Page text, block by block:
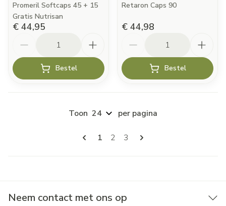
Promeril Softcaps 45 + 15
Gratis Nutrisan
€ 44,95
Bestel
Retaron Caps 90
€ 44,98
Bestel
Pagina's
U lees momenteel pagina
1 Pagina
2 Pagina
3
Toon per pagina
Neem contact met ons op